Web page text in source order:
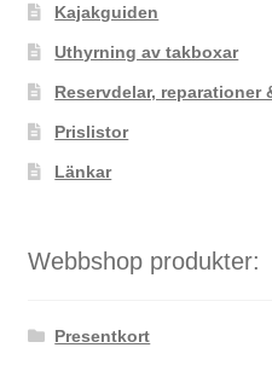
Kajakguiden
Uthyrning av takboxar
Reservdelar,
Prislistor
Länkar
Webbshop produkter:
Presentkort